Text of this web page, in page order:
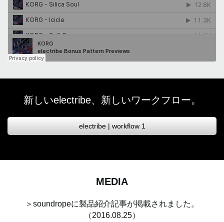
新しいelectribe、新しいワークフロー。
electribe | workflow 1
MEDIA
＞soundropeに製品紹介記事が掲載されました。
（2016.08.25）